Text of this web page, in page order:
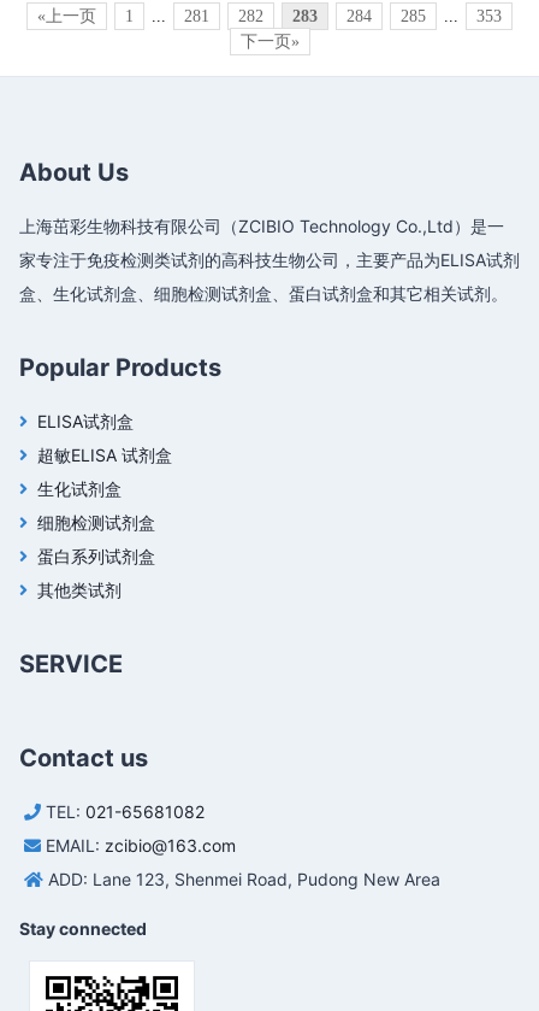
«上一页 1 ... 281 282 283 284 285 ...
353
下一页»
About Us
上海茁彩生物科技有限公司（ZCIBIO Technology Co.,Ltd）是一
家专注于免疫检测类试剂的高科技生物公司，主要产品为ELISA试剂
盒、生化试剂盒、细胞检测试剂盒、蛋白试剂盒和其它相关试剂。
Popular Products
ELISA试剂盒
超敏ELISA 试剂盒
生化试剂盒
细胞检测试剂盒
蛋白系列试剂盒
其他类试剂
SERVICE
Contact us
TEL: 021-65681082
EMAIL: zcibio@163.com
ADD: Lane 123, Shenmei Road, Pudong New Area
Stay connected